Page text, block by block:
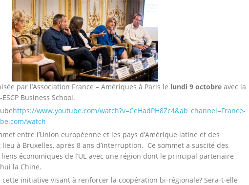
par l’Association France – Amériques à Paris le lundi 9 octobre avec la
Business School.
https://www.youtube.com/watch?v=CeHadPH8Zc4&ab_channel=France-
watch
entre l’Union européenne et les pays d’Amérique latine et des
lieu à Bruxelles, après 8 ans d’interruption. Ce sommet a suscité des
économiques de l’UE avec une région dont le principal partenaire
la Chine.
initiative visant à renforcer la coopération bi-régionale? Sera-t-elle